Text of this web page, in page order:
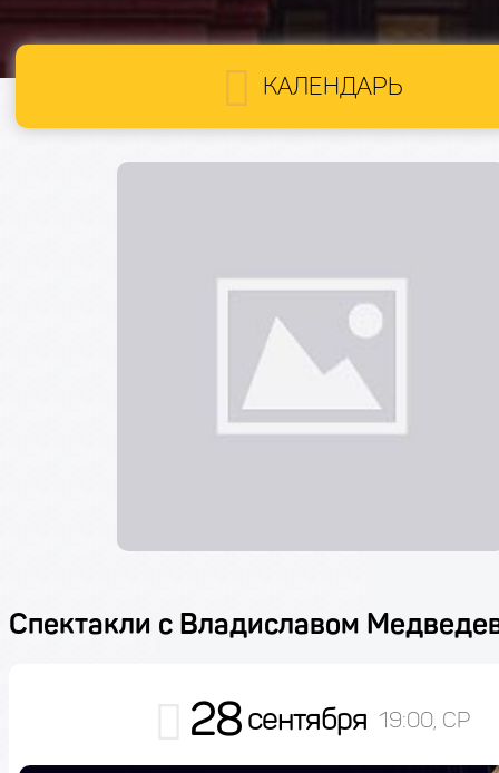
КАЛЕНДАРЬ
Спектакли с Владиславом
28сентября 19:00, СР